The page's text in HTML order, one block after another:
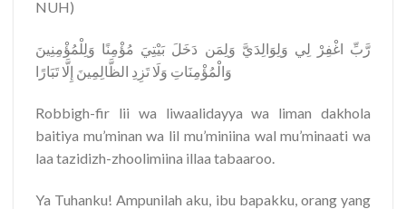
NUH)
رَّبِّ اغْفِرْ لِي وَلِوَالِدَيَّ وَلِمَن دَخَلَ بَيْتِيَ مُؤْمِنًا وَلِلْمُؤْمِنِينَ
وَالْمُؤْمِنَاتِ وَلَا تَزِدِ الظَّالِمِينَ إِلَّا تَبَارًا
Robbigh-fir lii wa liwaalidayya wa liman dakhola
baitiya mu’minan wa lil mu’miniina wal mu’minaati wa
laa tazidizh-zhoolimiina illaa tabaaroo.
Ya Tuhanku! Ampunilah aku, ibu bapakku, orang yang